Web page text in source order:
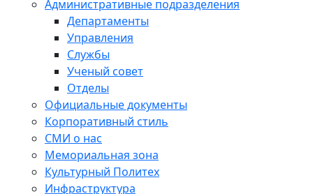
Административные подразделения
Департаменты
Управления
Службы
Ученый совет
Отделы
Официальные документы
Корпоративный стиль
СМИ о нас
Мемориальная зона
Культурный Политех
Инфраструктура